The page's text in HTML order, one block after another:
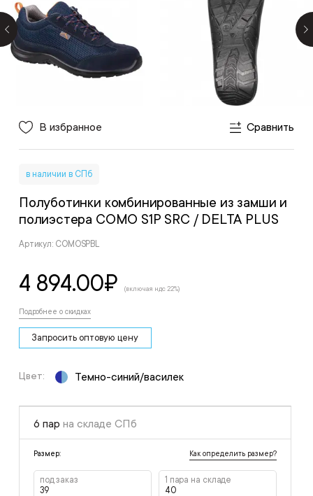
В избранное Сравнить
в наличии в СПб
Полуботинки комбинированные из замши и
полиэстера COMO S1P SRC / DELTA PLUS
Артикул: COMOSPBL
4 894.00₽ (включая ндс 22%)
Подробнее о скидках
Запросить оптовую цену
Цвет: Темно-синий/василек
6 пар на складе СПб
Размер: Как определить размер?
под заказ
39
1 пара на складе
40